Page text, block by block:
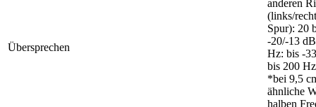
Übersprechen
anderen
(links/
Spur): 20
-20/-13
Hz: bis -
bis 200
*bei 9,5
ähnliche
halben